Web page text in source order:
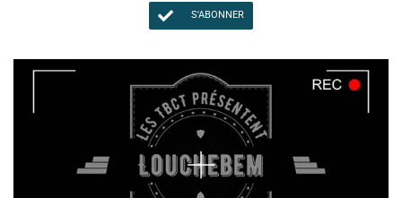
S'ABONNER